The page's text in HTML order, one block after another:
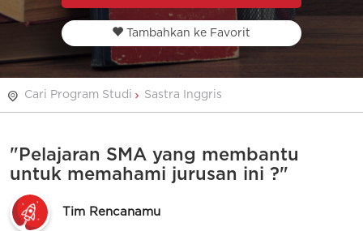
Tambahkan ke Favorit
Cari Program Studi Sastra Inggris
"Pelajaran SMA yang membantu
untuk memahami jurusan ini ?"
Tim Rencanamu